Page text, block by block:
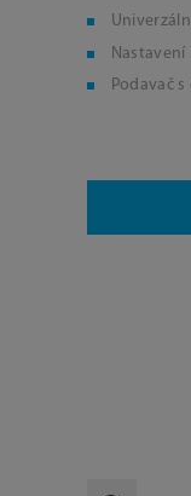
Nastavení
Podavač